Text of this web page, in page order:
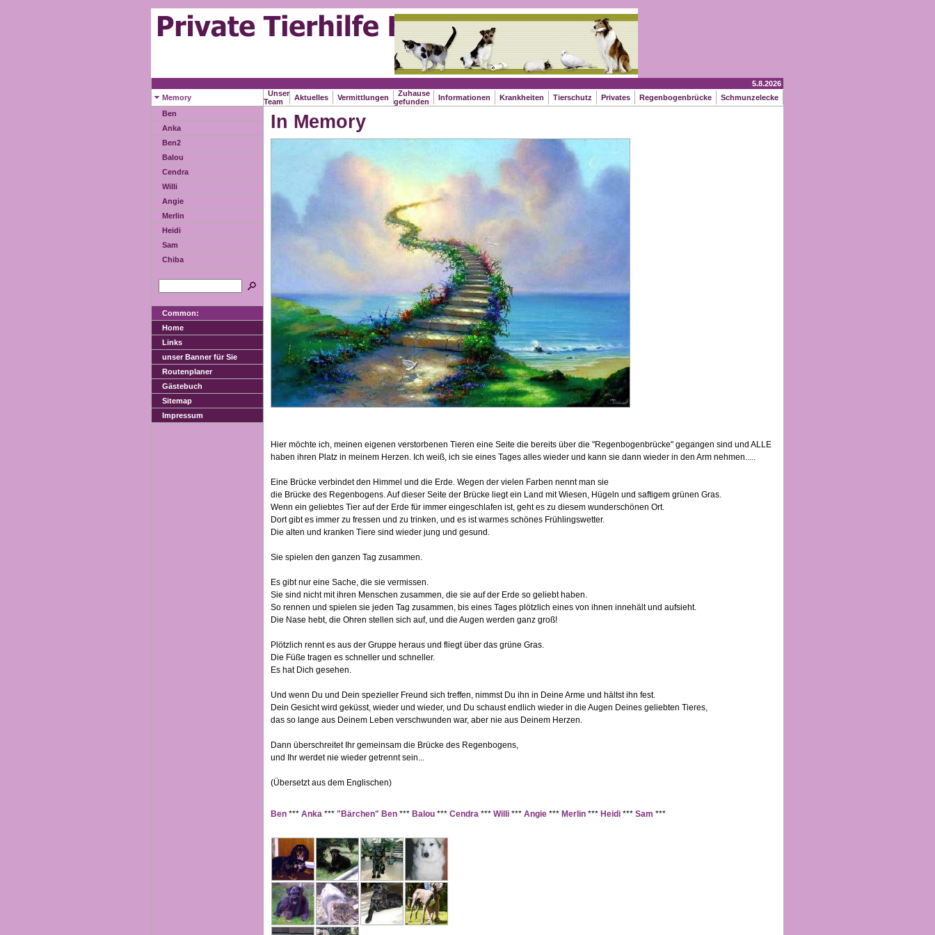
5.8.2026
Memory
Unser
Team
Aktuelles Vermittlungen
Zuhause
gefunden
Informationen Krankheiten Tierschutz Privates Regenbogenbrücke
Schmunzelecke
Ben
Anka
Ben2
Balou
Cendra
Willi
Angie
Merlin
Heidi
Sam
Chiba
Common:
Home
Links
unser Banner für Sie
Routenplaner
Gästebuch
Sitemap
Impressum
In Memory
Hier möchte ich, meinen eigenen verstorbenen Tieren eine Seite die bereits über die "Regenbogenbrücke" gegangen sind und ALLE
haben ihren Platz in meinem Herzen. Ich weiß, ich sie eines Tages alles wieder und kann sie dann wieder in den Arm nehmen.....
Eine Brücke verbindet den Himmel und die Erde. Wegen der vielen Farben nennt man sie
die Brücke des Regenbogens. Auf dieser Seite der Brücke liegt ein Land mit Wiesen, Hügeln und saftigem grünen Gras.
Wenn ein geliebtes Tier auf der Erde für immer eingeschlafen ist, geht es zu diesem wunderschönen Ort.
Dort gibt es immer zu fressen und zu trinken, und es ist warmes schönes Frühlingswetter.
Die alten und kranken Tiere sind wieder jung und gesund.
Sie spielen den ganzen Tag zusammen.
Es gibt nur eine Sache, die sie vermissen.
Sie sind nicht mit ihren Menschen zusammen, die sie auf der Erde so geliebt haben.
So rennen und spielen sie jeden Tag zusammen, bis eines Tages plötzlich eines von ihnen innehält und aufsieht.
Die Nase hebt, die Ohren stellen sich auf, und die Augen werden ganz groß!
Plötzlich rennt es aus der Gruppe heraus und fliegt über das grüne Gras.
Die Füße tragen es schneller und schneller.
Es hat Dich gesehen.
Und wenn Du und Dein spezieller Freund sich treffen, nimmst Du ihn in Deine Arme und hältst ihn fest.
Dein Gesicht wird geküsst, wieder und wieder, und Du schaust endlich wieder in die Augen Deines geliebten Tieres,
das so lange aus Deinem Leben verschwunden war, aber nie aus Deinem Herzen.
Dann überschreitet Ihr gemeinsam die Brücke des Regenbogens,
und Ihr werdet nie wieder getrennt sein...
(Übersetzt aus dem Englischen)
Ben *** Anka *** "Bärchen" Ben *** Balou *** Cendra *** Willi *** Angie *** Merlin *** Heidi *** Sam ***